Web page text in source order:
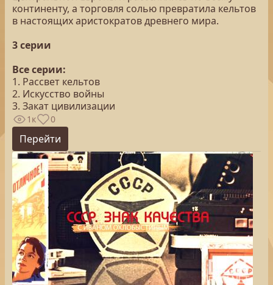
континенту, а торговля солью превратила кельтов
в настоящих аристократов древнего мира.
3 серии
Все серии:
1. Рассвет кельтов
2. Искусство войны
3. Закат цивилизации
1к 0
Перейти